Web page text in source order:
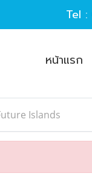
Tel :
หน้าแรก
Islands